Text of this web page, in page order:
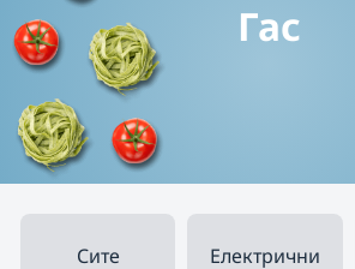
Гас
Сите Електрични